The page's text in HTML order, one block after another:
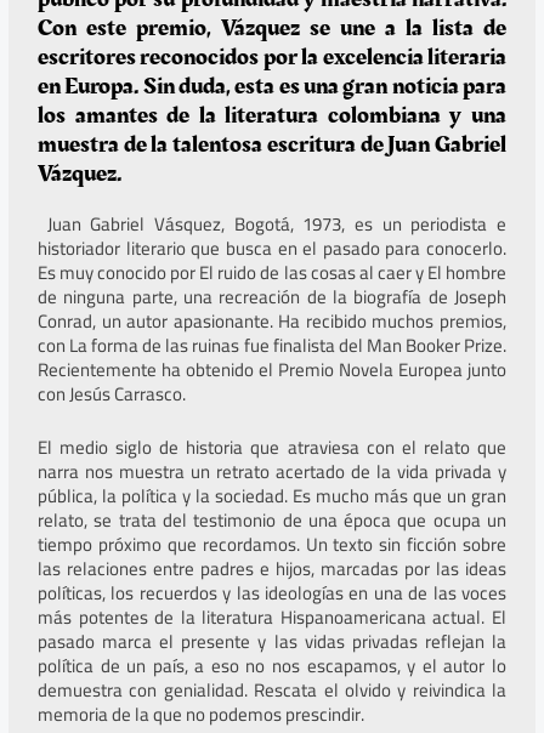
Con este premio, Vázquez se une a la lista de
escritores reconocidos por la excelencia literaria
en Europa. Sin duda, esta es una gran noticia para
los amantes de la literatura colombiana y una
muestra de la talentosa escritura de Juan Gabriel
Vázquez.
Juan Gabriel Vásquez, Bogotá, 1973, es un periodista e
historiador literario que busca en el pasado para conocerlo.
Es muy conocido por El ruido de las cosas al caer y El hombre
de ninguna parte, una recreación de la biografía de Joseph
Conrad, un autor apasionante. Ha recibido muchos premios,
con La forma de las ruinas fue finalista del Man Booker Prize.
Recientemente ha obtenido el Premio Novela Europea junto
con Jesús Carrasco.
El medio siglo de historia que atraviesa con el relato que
narra nos muestra un retrato acertado de la vida privada y
pública, la política y la sociedad. Es mucho más que un gran
relato, se trata del testimonio de una época que ocupa un
tiempo próximo que recordamos. Un texto sin ficción sobre
las relaciones entre padres e hijos, marcadas por las ideas
políticas, los recuerdos y las ideologías en una de las voces
más potentes de la literatura Hispanoamericana actual. El
pasado marca el presente y las vidas privadas reflejan la
política de un país, a eso no nos escapamos, y el autor lo
demuestra con genialidad. Rescata el olvido y reivindica la
memoria de la que no podemos prescindir.